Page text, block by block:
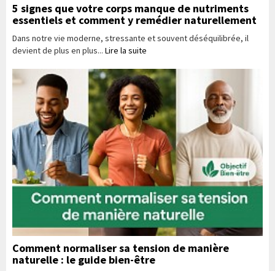
5 signes que votre corps manque de nutriments
essentiels et comment y remédier naturellement
Dans notre vie moderne, stressante et souvent déséquilibrée, il
devient de plus en plus... Lire la suite
Comment normaliser sa tension de manière
naturelle : le guide bien-être